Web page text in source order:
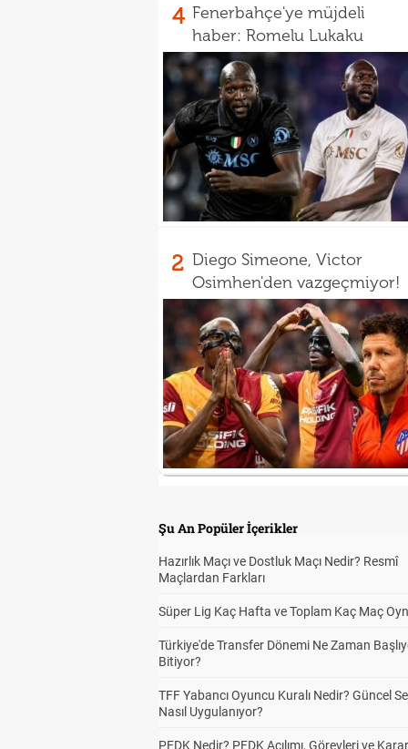
4 Fenerbahçe'ye müjdeli
haber: Romelu Lukaku
2 Diego Simeone, Victor
Osimhen'den vazgeçmiyor!
Şu An Popüler İçerikler
Hazırlık Maçı ve Dostluk Maçı Nedir? Resmî
Maçlardan Farkları
Süper Lig Kaç Hafta ve Toplam Kaç Maç
Türkiye'de Transfer Dönemi Ne Zaman
Bitiyor?
TFF Yabancı Oyuncu Kuralı Nedir? Güncel
Nasıl Uygulanıyor?
PFDK Nedir? PFDK Açılımı, Görevleri ve